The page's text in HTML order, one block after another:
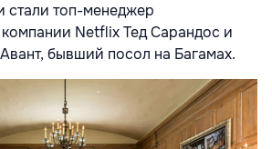
стали топ-менеджер
Netflix Тед Сарандос и
бывший посол на Багамах.